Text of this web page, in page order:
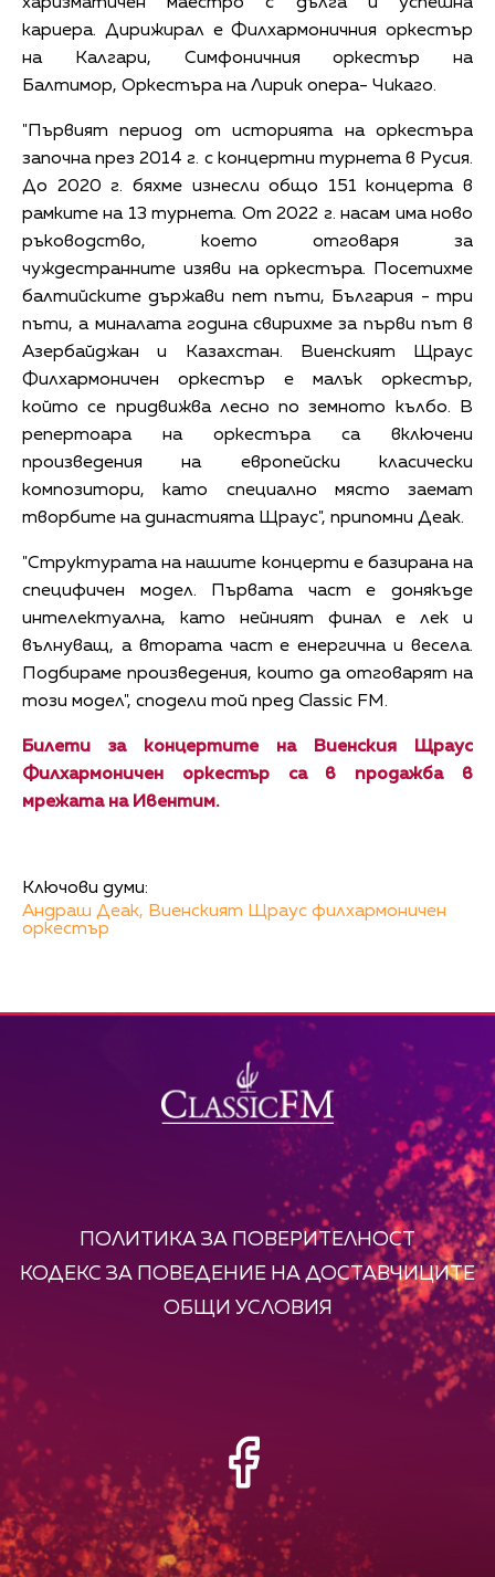
кариера. Дирижирал е Филхармоничния оркестър
на Калгари, Симфоничния оркестър на
Балтимор, Оркестъра на Лирик опера- Чикаго.
"Първият период от историята на оркестъра
започна през 2014 г. с концертни турнета в Русия.
До 2020 г. бяхме изнесли общо 151 концерта в
рамките на 13 турнета. От 2022 г. насам има ново
ръководство, което отговаря за
чуждестранните изяви на оркестъра. Посетихме
балтийските държави пет пъти, България - три
пъти, а миналата година свирихме за първи път в
Азербайджан и Казахстан. Виенският Щраус
Филхармоничен оркестър е малък оркестър,
който се придвижва лесно по земното кълбо. В
репертоара на оркестъра са включени
произведения на европейски класически
композитори, като специално място заемат
творбите на династията Щраус", припомни Деак.
"Структурата на нашите концерти е базирана на
специфичен модел. Първата част е донякъде
интелектуална, като нейният финал е лек и
вълнуващ, а втората част е енергична и весела.
Подбираме произведения, които да отговарят на
този модел", сподели той пред Classic FM.
Билети за концертите на Виенския Щраус
Филхармоничен оркестър са в продажба в
мрежата на Ивентим.
Ключови думи:
Андраш Деак, Виенският Щраус филхармоничен
оркестър
ПОЛИТИКА ЗА ПОВЕРИТЕЛНОСТ
КОДЕКС ЗА ПОВЕДЕНИЕ НА ДОСТАВЧИЦИТЕ
ОБЩИ УСЛОВИЯ